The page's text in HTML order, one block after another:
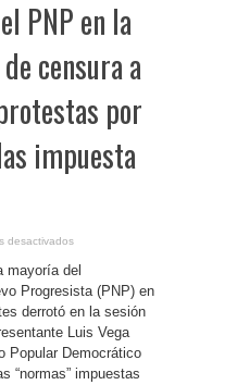
PNP en la
censura a
por
impuesta
desactivados
Rico-
Derrota
el
PNP
en
Cámara
de
censura
mayoría del
Progresista (PNP) en
derrotó en la sesión
Luis Vega
Popular Democrático
“normas” impuestas